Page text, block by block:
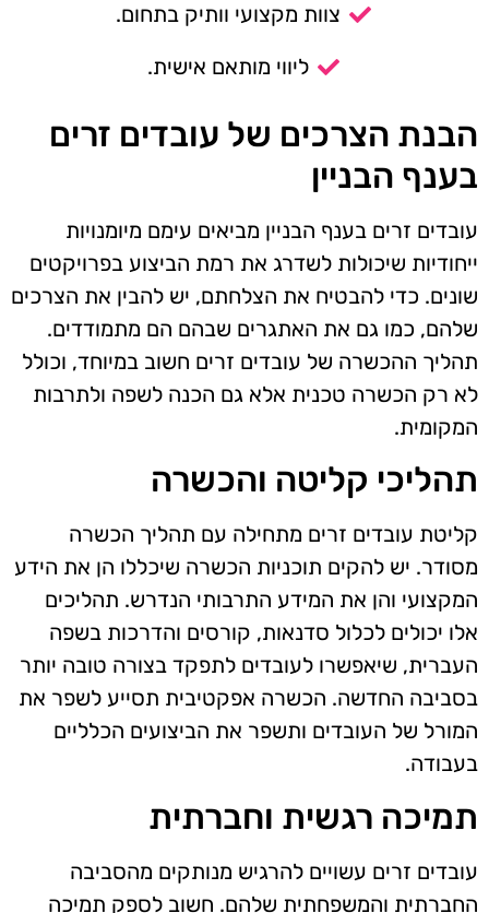
צוות מקצועי וותיק בתחום.
ליווי מותאם אישית.
הבנת הצרכים של עובדים זרים
בענף הבניין
עובדים זרים בענף הבניין מביאים עימם מיומנויות
ייחודיות שיכולות לשדרג את רמת הביצוע בפרויקטים
שונים. כדי להבטיח את הצלחתם, יש להבין את הצרכים
שלהם, כמו גם את האתגרים שבהם הם מתמודדים.
תהליך ההכשרה של עובדים זרים חשוב במיוחד, וכולל
לא רק הכשרה טכנית אלא גם הכנה לשפה ולתרבות
המקומית.
תהליכי קליטה והכשרה
קליטת עובדים זרים מתחילה עם תהליך הכשרה
מסודר. יש להקים תוכניות הכשרה שיכללו הן את הידע
המקצועי והן את המידע התרבותי הנדרש. תהליכים
אלו יכולים לכלול סדנאות, קורסים והדרכות בשפה
העברית, שיאפשרו לעובדים לתפקד בצורה טובה יותר
בסביבה החדשה. הכשרה אפקטיבית תסייע לשפר את
המורל של העובדים ותשפר את הביצועים הכלליים
בעבודה.
תמיכה רגשית וחברתית
עובדים זרים עשויים להרגיש מנותקים מהסביבה
החברתית והמשפחתית שלהם. חשוב לספק תמיכה